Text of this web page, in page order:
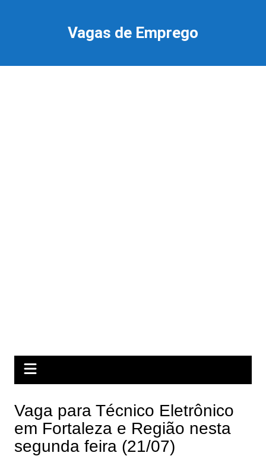
Vagas de Emprego
Vaga para Técnico Eletrônico
em Fortaleza e Região nesta
segunda feira (21/07)